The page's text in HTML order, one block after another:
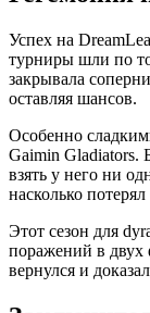
Успех на
турниры шли по
закрывала
оставляя шансов.
Особенно
Gaimin Gladiators.
взять у него ни
насколько
Этот сезон для
поражений в двух
вернулся и